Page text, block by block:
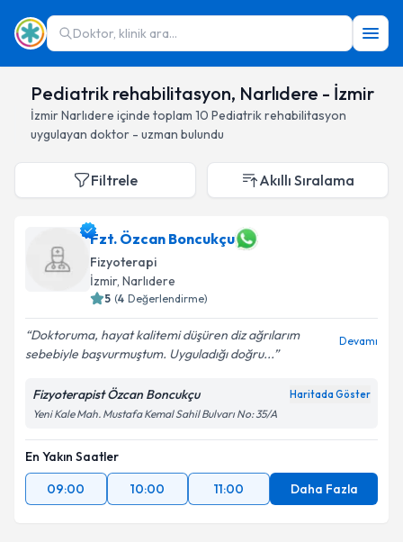
Doktor, klinik ara...
Pediatrik rehabilitasyon, Narlıdere - İzmir
İzmirNarlıdere içinde toplam 10 Pediatrik rehabilitasyon
uygulayan doktor - uzman bulundu
Filtrele Akıllı Sıralama
Fzt. Özcan Boncukçu
Fizyoterapi
İzmir, Narlıdere
5 (4 Değerlendirme)
Doktoruma, hayat kalitemi düşüren diz ağrılarım
sebebiyle başvurmuştum. Uyguladığı doğru...
Devamı
Fizyoterapist Özcan Boncukçu Haritada Göster
Yeni Kale Mah. Mustafa Kemal Sahil Bulvarı No: 35/A
En Yakın Saatler
09:00
10:00 11:00 Daha Fazla